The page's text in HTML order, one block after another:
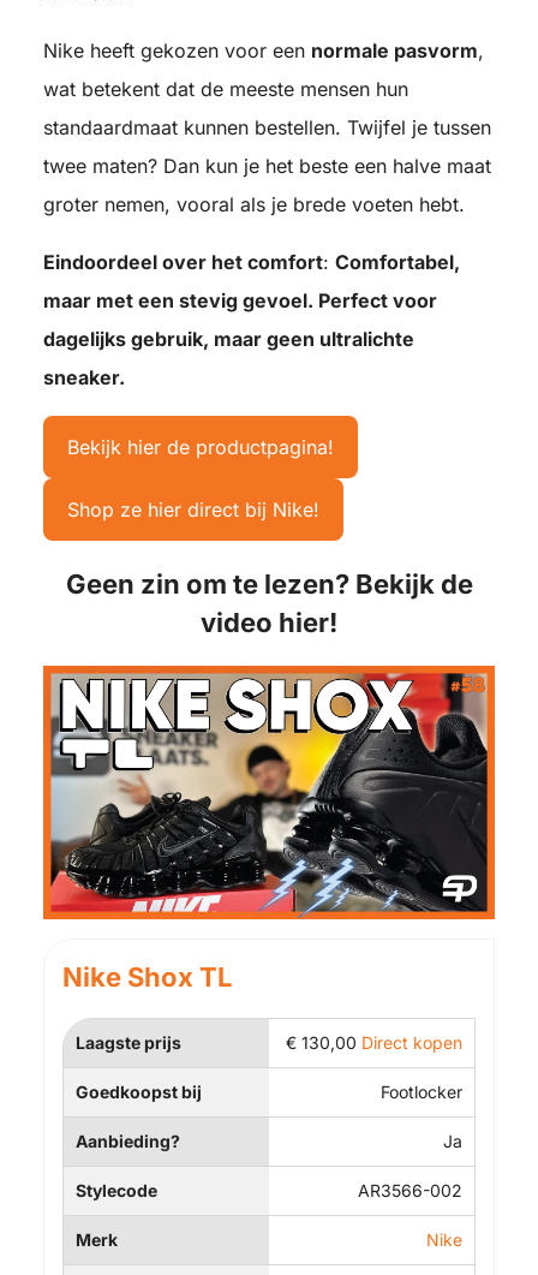
Nike heeft gekozen voor een normale pasvorm,
wat betekent dat de meeste mensen hun
standaardmaat kunnen bestellen. Twijfel je tussen
twee maten? Dan kun je het beste een halve maat
groter nemen, vooral als je brede voeten hebt.
Eindoordeel over het comfort: Comfortabel,
maar met een stevig gevoel. Perfect voor
dagelijks gebruik, maar geen ultralichte
sneaker.
Bekijk hier de productpagina!
Shop ze hier direct bij Nike!
Geen zin om te lezen? Bekijk de
video hier!
Nike Shox TL
Laagste prijs € 130,00 Direct kopen
Goedkoopst bij Footlocker
Aanbieding? Ja
Stylecode AR3566-002
Merk Nike